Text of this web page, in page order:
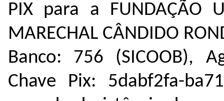
PIX para a FUNDAÇÃO
MARECHAL CÂNDIDO
Banco: 756 (SICOOB),
Chave Pix: 5dabf2fa-